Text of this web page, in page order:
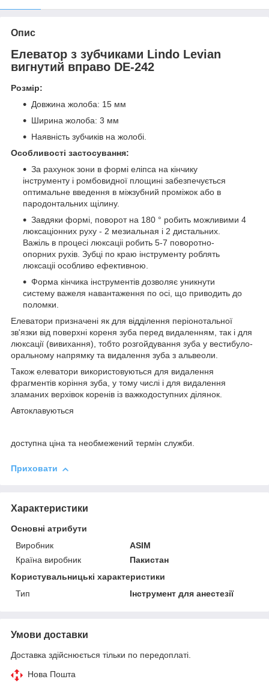
Опис
Елеватор з зубчиками Lindo Levian
вигнутий вправо DE-242
Розмір:
Довжина жолоба: 15 мм
Ширина жолоба: 3 мм
Наявність зубчиків на жолобі.
Особливості застосування:
За рахунок зони в формі еліпса на кінчику
інструменту і ромбовидної площині забезпечується
оптимальне введення в міжзубний проміжок або в
пародонтальних щілину.
Завдяки формі, поворот на 180 ° робить можливими 4
люксаціонних руху - 2 мезиальная і 2 дистальних.
Важіль в процесі люксаціі робить 5-7 поворотно-
опорних рухів. Зубці по краю інструменту роблять
люксаціі особливо ефективною.
Форма кінчика інструментів дозволяє уникнути
систему важеля навантаження по осі, що приводить до
поломки.
Елеватори призначені як для відділення періонотальної
зв'язки від поверхні кореня зуба перед видаленням, так і для
люксації (вивихання), тобто розгойдування зуба у вестибуло-
оральному напрямку та видалення зуба з альвеоли.
Також елеватори використовуються для видалення
фрагментів коріння зуба, у тому числі і для видалення
зламаних верхівок коренів із важкодоступних ділянок.
Автоклавуються
доступна ціна та необмежений термін служби.
Приховати
Характеристики
Основні атрибути
Виробник
ASIM
Країна виробник
Пакистан
Користувальницькі характеристики
Тип
Інструмент для анестезії
Умови доставки
Доставка здійснюється тільки по передоплаті.
Нова Пошта